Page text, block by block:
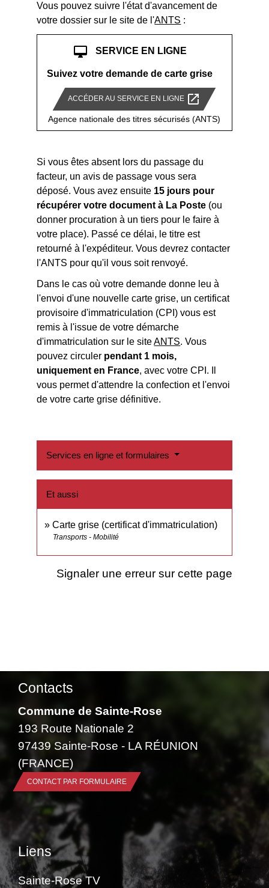
Vous pouvez suivre l'état d'avancement de
votre dossier sur le site de l'ANTS :
desktop_mac SERVICE EN LIGNE
Suivez votre demande de carte grise
ACCÉDER AU SERVICE EN LIGNE open_in_new
Agence nationale des titres sécurisés (ANTS)
Si vous êtes absent lors du passage du
facteur, un avis de passage vous sera
déposé. Vous avez ensuite 15 jours pour
récupérer votre document à La Poste (ou
donner procuration à un tiers pour le faire à
votre place). Passé ce délai, le titre est
retourné à l'expéditeur. Vous devrez contacter
l'ANTS pour qu'il vous soit renvoyé.
Dans le cas où votre demande donne leu à
l'envoi d'une nouvelle carte grise, un certificat
provisoire d'immatriculation (CPI) vous est
remis à l'issue de votre démarche
d'immatriculation sur le siteANTS. Vous
pouvez circuler pendant 1 mois,
uniquement en France, avec votre CPI. Il
vous permet d'attendre la confection et l'envoi
de votre carte grise définitive.
Services en ligne et formulaires
Et aussi
Carte grise (certificat d'immatriculation)
Transports - Mobilité
Signaler une erreur sur cette page
Contacts
Commune de Sainte-Rose
193 Route Nationale 2
97439 Sainte-Rose - LA RÉUNION
(FRANCE)
CONTACT PAR FORMULAIRE
Liens
Sainte-Rose TV